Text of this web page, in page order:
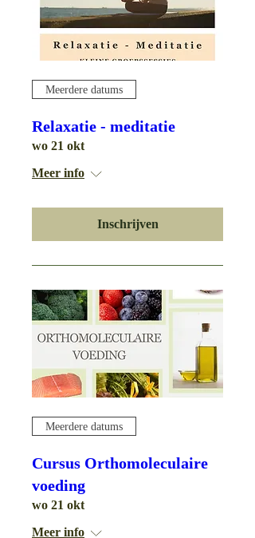
Meerdere datums
Relaxatie - meditatie
wo 21 okt
Meer info
Inschrijven
Meerdere datums
Cursus Orthomoleculaire
voeding
wo 21 okt
Meer info